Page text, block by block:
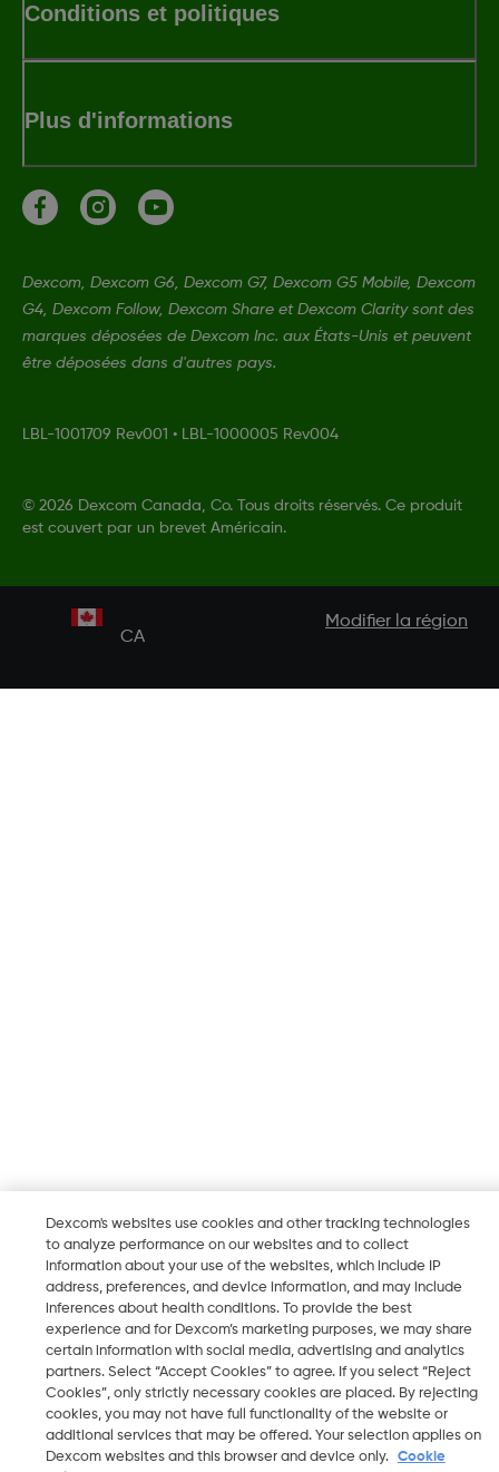
Conditions et politiques
Plus d'informations
Dexcom, Dexcom G6, Dexcom G7, Dexcom G5 Mobile, Dexcom
G4, Dexcom Follow, Dexcom Share et Dexcom Clarity sont des
marques déposées de Dexcom Inc. aux États-Unis et peuvent
être déposées dans d'autres pays.
LBL-1001709 Rev001 • LBL-1000005 Rev004
© 2026 Dexcom Canada, Co. Tous droits réservés. Ce produit
est couvert par un brevet Américain.
CA
Modifier la région
Dexcom's websites use cookies and other tracking technologies
to analyze performance on our websites and to collect
information about your use of the websites, which include IP
address, preferences, and device information, and may include
inferences about health conditions. To provide the best
experience and for Dexcom’s marketing purposes, we may share
certain information with social media, advertising and analytics
partners. Select “Accept Cookies” to agree. If you select “Reject
Cookies”, only strictly necessary cookies are placed. By rejecting
cookies, you may not have full functionality of the website or
additional services that may be offered. Your selection applies on
Dexcom websites and this browser and device only.
Cookie